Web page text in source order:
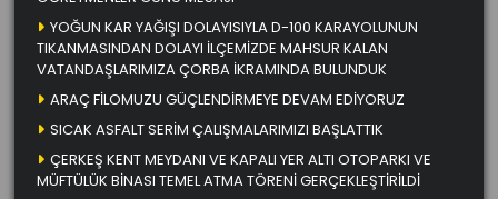
YOĞUN KAR YAĞIŞI DOLAYISIYLA D-100 KARAYOLUNUN
TIKANMASINDAN DOLAYI İLÇEMİZDE MAHSUR KALAN
VATANDAŞLARIMIZA ÇORBA İKRAMINDA BULUNDUK
ARAÇ FİLOMUZU GÜÇLENDİRMEYE DEVAM EDİYORUZ
SICAK ASFALT SERİM ÇALIŞMALARIMIZI BAŞLATTIK
ÇERKEŞ KENT MEYDANI VE KAPALI YER ALTI OTOPARKI VE
MÜFTÜLÜK BİNASI TEMEL ATMA TÖRENİ GERÇEKLEŞTİRİLDİ